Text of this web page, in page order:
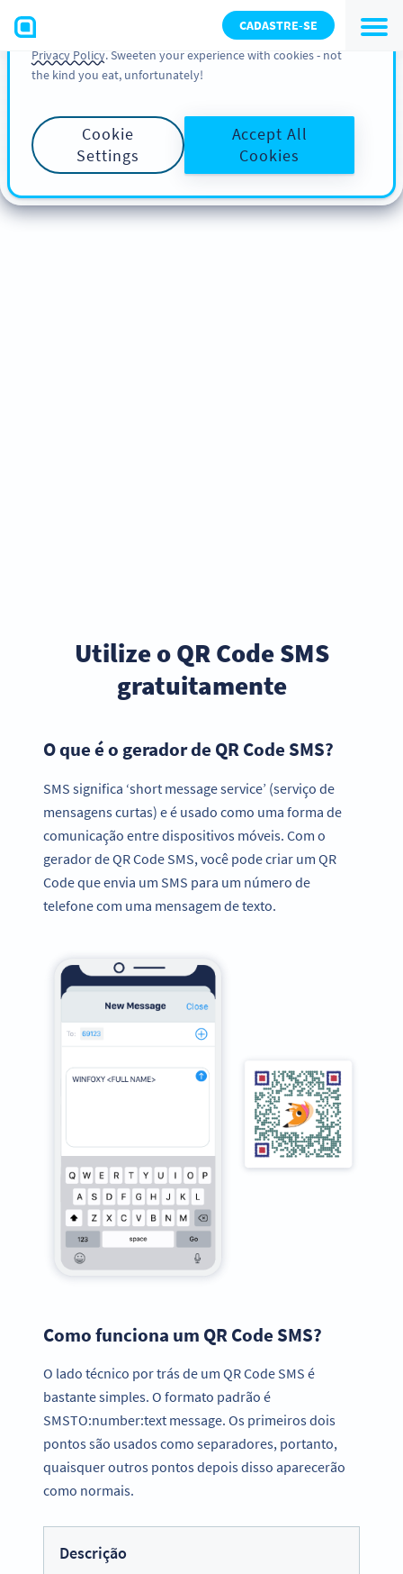
CADASTRE-SE
Utilize o QR Code SMS
gratuitamente
O que é o gerador de QR Code SMS?
SMS significa ‘short message service’ (serviço de
mensagens curtas) e é usado como uma forma de
comunicação entre dispositivos móveis. Com o
gerador de QR Code SMS, você pode criar um QR
Code que envia um SMS para um número de
telefone com uma mensagem de texto.
Como funciona um QR Code SMS?
O lado técnico por trás de um QR Code SMS é
bastante simples. O formato padrão é
SMSTO:number:text message. Os primeiros dois
pontos são usados como separadores, portanto,
quaisquer outros pontos depois disso aparecerão
como normais.
Descrição
You can also find more information about cookies, our
analytic activities and your rights in ourCookie Policy and
Privacy Policy. Sweeten your experience with cookies - not
the kind you eat, unfortunately!
Cookie
Settings
Accept All
Cookies